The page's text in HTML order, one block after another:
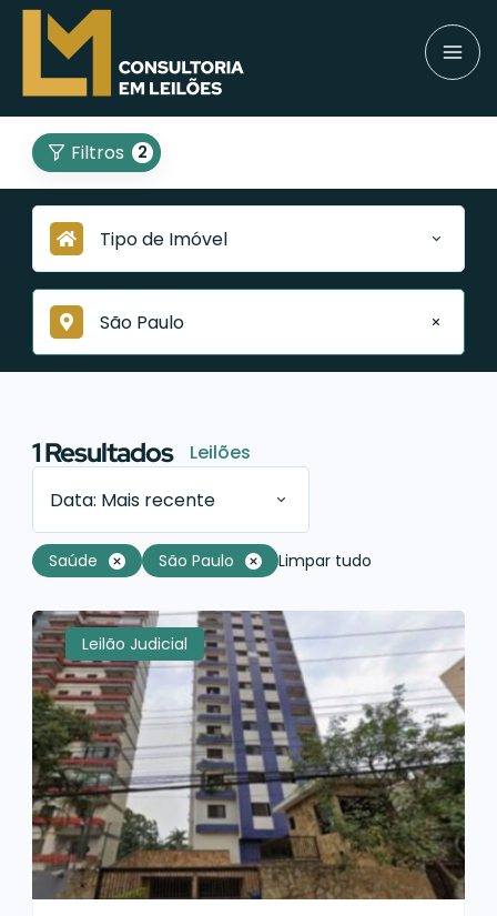
Filtros 2
Tipo de Imóvel
São Paulo
1Resultados
Leilões
Data: Mais recente
Saúde São Paulo Limpar tudo
Leilão Judicial